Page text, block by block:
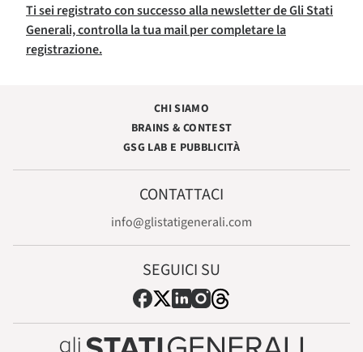
Ti sei registrato con successo alla newsletter de Gli Stati
Generali, controlla la tua mail per completare la
registrazione.
CHI SIAMO
BRAINS & CONTEST
GSG LAB E PUBBLICITÀ
CONTATTACI
info@glistatigenerali.com
SEGUICI SU